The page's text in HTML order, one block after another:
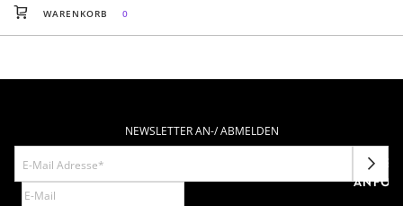
WARENKORB 0
NEWSLETTER AN-/ ABMELDEN